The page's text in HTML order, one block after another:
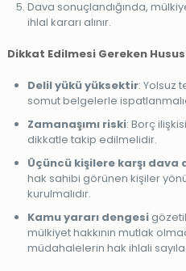
Dava sonuçlandığında,
ihlal kararı alınır.
Dikkat Edilmesi Gereken
Delil yükü yüksektir: Yolsuz
somut belgelerle
Zamanaşımı riski: Borç
dikkatle takip edilmelidir.
Üçüncü kişilere karşı dava
hak sahibi görünen kişiler
kurulmalıdır.
Kamu yararı dengesi
mülkiyet hakkının mutlak
müdahalelerin hak ihlali